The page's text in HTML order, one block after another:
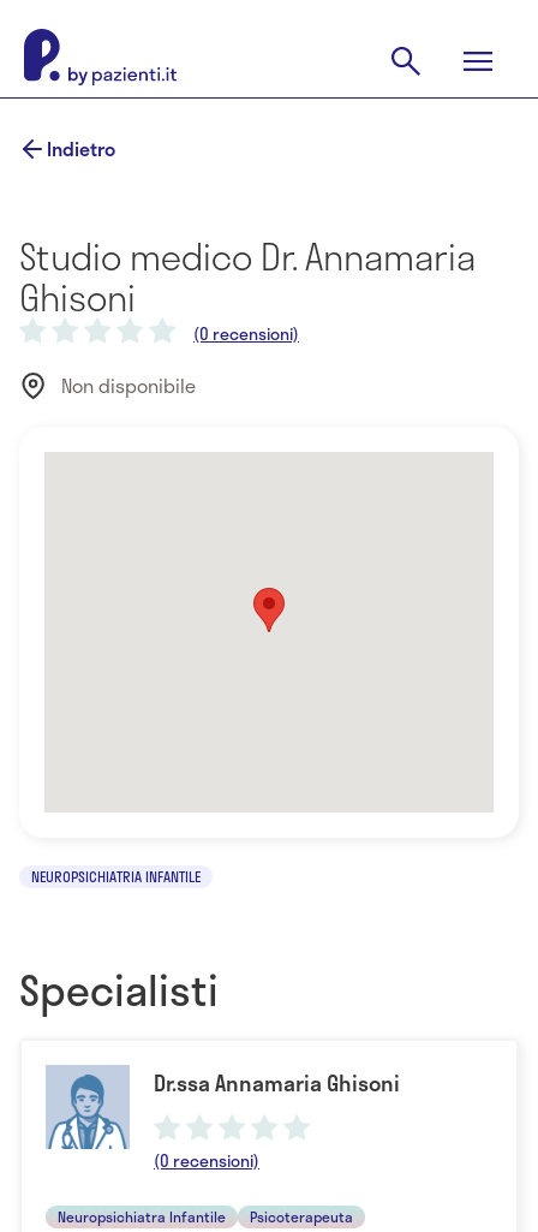
Indietro
Studio medico Dr. Annamaria
Ghisoni
(0 recensioni)
Non disponibile
NEUROPSICHIATRIA INFANTILE
Specialisti
Dr.ssa Annamaria Ghisoni
(0 recensioni)
Neuropsichiatra Infantile Psicoterapeuta